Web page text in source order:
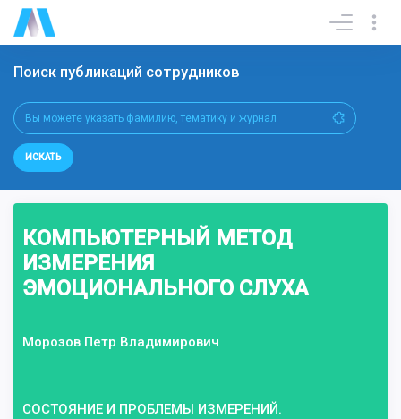
Поиск публикаций сотрудников
ИСКАТЬ
КОМПЬЮТЕРНЫЙ МЕТОД
ИЗМЕРЕНИЯ
ЭМОЦИОНАЛЬНОГО СЛУХА
Морозов Петр Владимирович
СОСТОЯНИЕ И ПРОБЛЕМЫ ИЗМЕРЕНИЙ.